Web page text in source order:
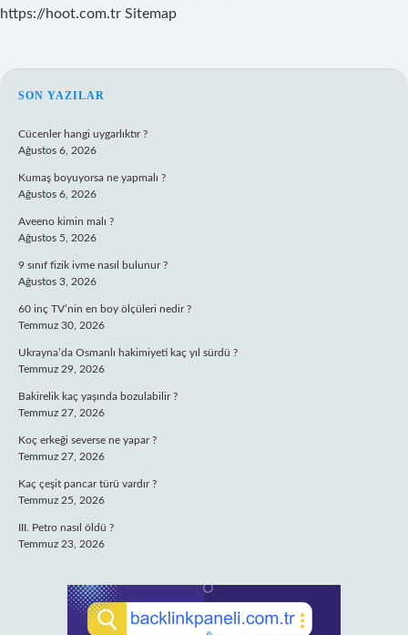
https://hoot.com.tr Sitemap
SIDEBAR
SON YAZILAR
Cücenler hangi uygarlıktır ?
Ağustos 6, 2026
Kumaş boyuyorsa ne yapmalı ?
Ağustos 6, 2026
Aveeno kimin malı ?
Ağustos 5, 2026
9 sınıf fizik ivme nasıl bulunur ?
Ağustos 3, 2026
60 inç TV’nin en boy ölçüleri nedir ?
Temmuz 30, 2026
Ukrayna’da Osmanlı hakimiyeti kaç yıl sürdü ?
Temmuz 29, 2026
Bakirelik kaç yaşında bozulabilir ?
Temmuz 27, 2026
Koç erkeği severse ne yapar ?
Temmuz 27, 2026
Kaç çeşit pancar türü vardır ?
Temmuz 25, 2026
III. Petro nasıl öldü ?
Temmuz 23, 2026